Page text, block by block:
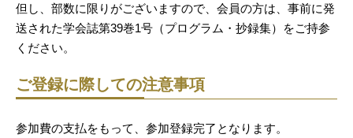
但し、部数に限りがございますので、会員の方は、事前に発
送された学会誌第39巻1号（プログラム・抄録集）をご持参
ください。
ご登録に際しての注意事項
参加費の支払をもって、参加登録完了となります。